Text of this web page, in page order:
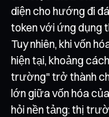
diện cho hướng đi
token với ứng dụng
Tuy nhiên, khi vốn
hiện tại, khoảng
trường" trở thành
lớn giữa vốn hóa
hỏi nền tảng: thị